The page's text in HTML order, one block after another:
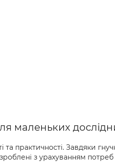
маленьких
практичності. Завдяки
з урахуванням